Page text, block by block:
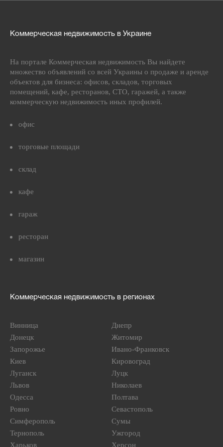
Коммерческая недвижимость в Украине
На портале Коммерческая недвижимость Вы найдете
множество объявлений со всей Украины о продаже и аренде
объектов для бизнеса: офисов, складов, торговых
помещений, кафе, ресторанов, СТО, гаражей, а также
коммерческую недвижимость иных профилей.
офис
торговые площади
склад
кафе
гараж
ресторан
магазин
Коммерческая недвижимость в регионах
Винница
Днепр
Донецк
Житомир
Запорожье
Ивано-Франковск
Киев
Кировоград
Луганск
Луцк
Львов
Николаев
Одесса
Полтава
Ровно
Севастополь
Симферополь
Сумы
Тернополь
Ужгород
Харьков
Херсон